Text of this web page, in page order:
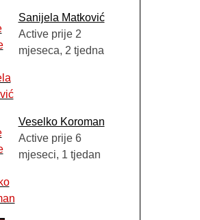
Sanijela Matković
Active prije 2
mjeseca, 2 tjedna
Veselko Koroman
Active prije 6
mjeseci, 1 tjedan